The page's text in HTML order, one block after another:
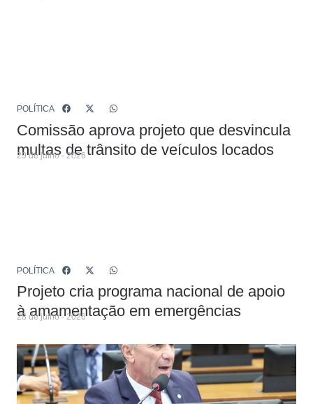
POLÍTICA
Comissão aprova projeto que desvincula
multas de trânsito de veículos locados
29 de julho - 2026
POLÍTICA
Projeto cria programa nacional de apoio
à amamentação em emergências
28 de julho - 2026